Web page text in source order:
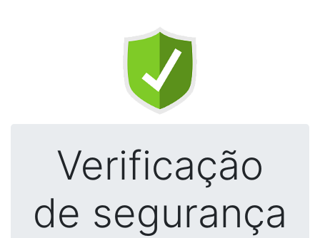
Verificação
de segurança